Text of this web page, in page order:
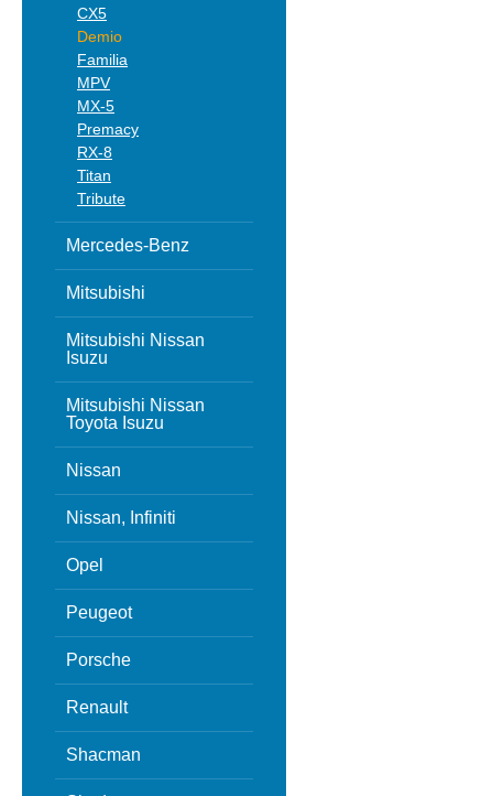
CX5
Demio
Familia
MPV
MX-5
Premacy
RX-8
Titan
Tribute
Mercedes-Benz
Mitsubishi
Mitsubishi Nissan
Isuzu
Mitsubishi Nissan
Toyota Isuzu
Nissan
Nissan, Infiniti
Opel
Peugeot
Porsche
Renault
Shacman